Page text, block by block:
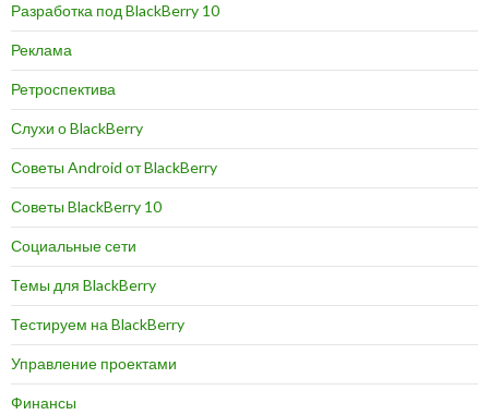
Разработка под BlackBerry 10
Реклама
Ретроспектива
Слухи о BlackBerry
Советы Android от BlackBerry
Советы BlackBerry 10
Социальные сети
Темы для BlackBerry
Тестируем на BlackBerry
Управление проектами
Финансы